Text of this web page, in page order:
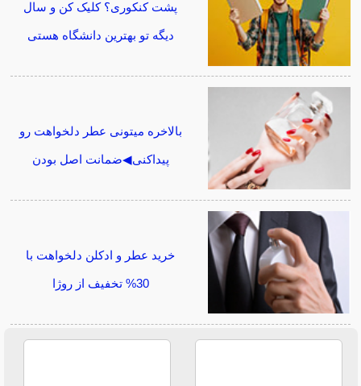
پشت کنکوری؟ کلیک کن و سال
دیگه تو بهترین دانشگاه هستی
بالاخره میتونی عطر دلخواهت رو
پیداکنی◀ضمانت اصل بودن
خرید عطر و ادکلن دلخواهت با
30% تخفیف از روژا